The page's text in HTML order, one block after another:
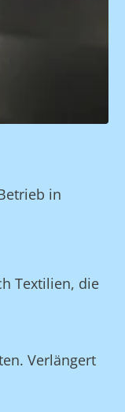
in
Textilien, die
Verlängert